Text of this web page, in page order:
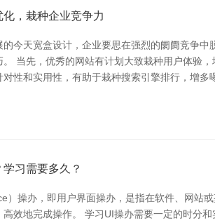
，栽种企业竞争力
今天宽盒设计，企业要思在强烈的阛阓竞争
。 当先，优秀的网站有计划大致栽种用户体验
性和实用性，有助于栽种搜索引擎排行，增
习需要多久？
）操办，即用户界面操办，是指在软件、网站
高效地完成操作。 学习UI操办需要一定的时分